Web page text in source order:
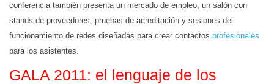
conferencia también presenta un mercado de empleo, un salón con
stands de proveedores, pruebas de acreditación y sesiones del
funcionamiento de redes diseñadas para crear contactos profesionales
para los asistentes.
GALA 2011: el lenguaje de los